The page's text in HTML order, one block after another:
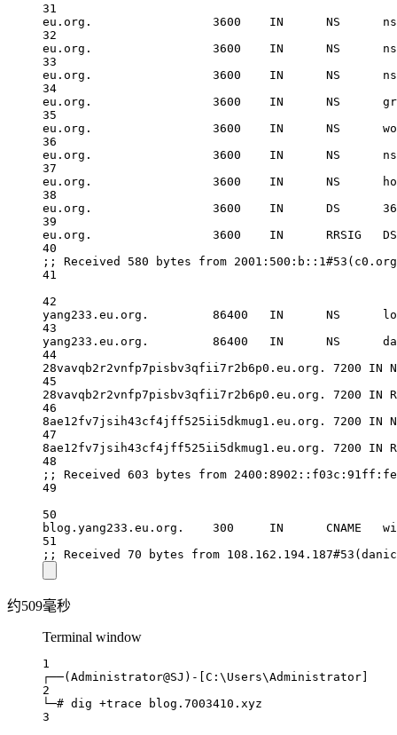
31
eu.org. 3600 IN
NS
32
eu.org. 3600 IN
NS
33
eu.org. 3600 IN
NS
34
eu.org. 3600 IN
NS
35
eu.org. 3600 IN
NS
36
eu.org. 3600 IN
NS
37
eu.org. 3600 IN
NS
38
eu.org. 3600 IN
      DS
39
eu.org. 3600 IN
RRSIG
40
;; Received 580 bytes from 2001 : 500 :b:: 1
41
42
yang233.eu.org. 86400 IN
      NS
43
yang233.eu.org. 86400 IN
      NS
44
28vavqb2r2vnfp7pisbv3qfii7r2b6p0.eu.org. 7200 IN
45
28vavqb2r2vnfp7pisbv3qfii7r2b6p0.eu.org. 7200 IN
46
8ae12fv7jsih43cf4jff525ii5dkmug1.eu.org. 7200 IN
47
8ae12fv7jsih43cf4jff525ii5dkmug1.eu.org. 7200 IN
48
;; Received 603 bytes from 2400 : 8902
49
50
blog.yang233.eu.org. 300 IN
      CNAME
51
;; Received 70 bytes from 108.162 . 194.187
约509毫秒
Terminal window
1
┌──(Administrator@SJ) - C :\ Users\Administrator
2
└─# dig +trace blog.7003410.xyz
3